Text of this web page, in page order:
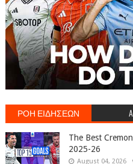
ΡΟΗ ΕΙΔΗΣΕΩΝ
The Best
2025-26
August 04, 2026